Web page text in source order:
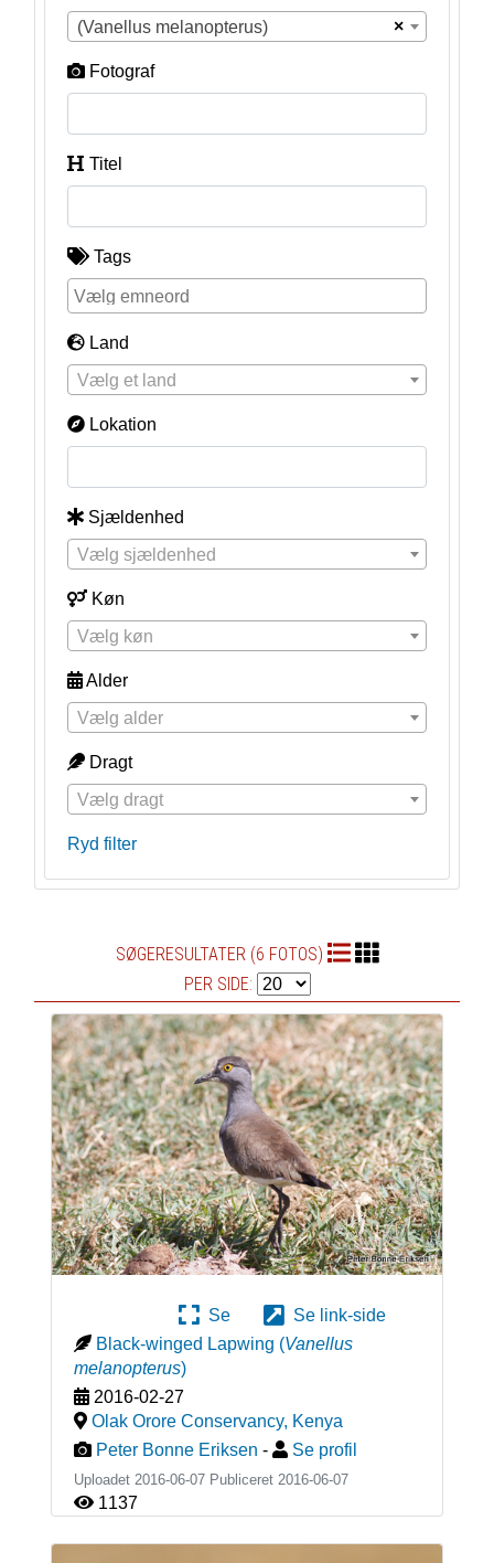
×
(Vanellus melanopterus)
Fotograf
Titel
Tags
Land
Vælg et land
Lokation
Sjældenhed
Vælg sjældenhed
Køn
Vælg køn
Alder
Vælg alder
Dragt
Vælg dragt
Ryd filter
SØGERESULTATER (6 FOTOS)
PER SIDE:
Se
Se link-side
Black-winged Lapwing (Vanellus
melanopterus)
2016-02-27
Olak Orore Conservancy, Kenya
Peter Bonne Eriksen - Se profil
Uploadet 2016-06-07 Publiceret 2016-06-07
1137